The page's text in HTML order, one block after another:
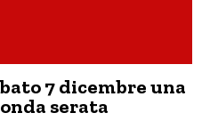
7 dicembre una
serata